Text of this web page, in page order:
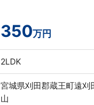
350万円
2LDK
宮城県刈田郡蔵王町遠刈
山